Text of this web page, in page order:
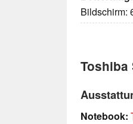
Bildschirm:
Toshiba
Notebook: